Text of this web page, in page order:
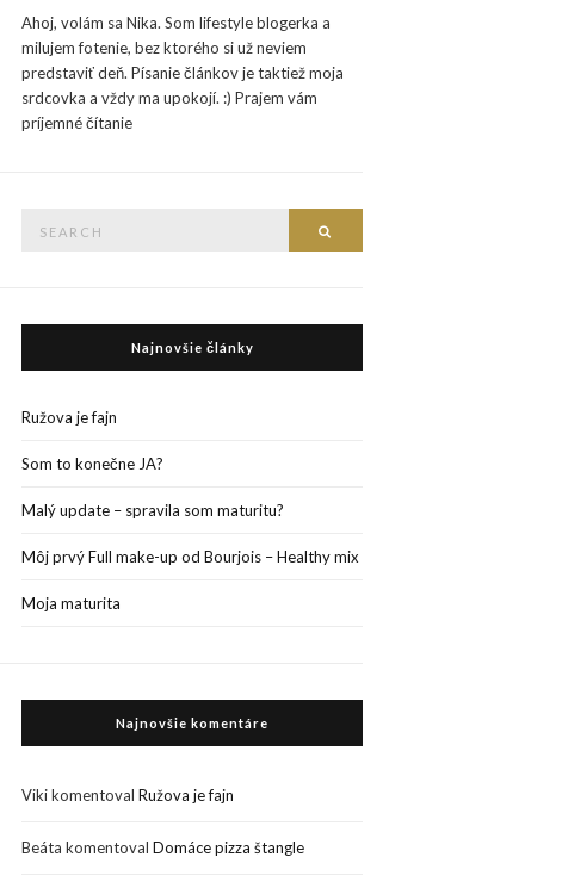
Ahoj, volám sa Nika. Som lifestyle blogerka a
milujem fotenie, bez ktorého si už neviem
predstaviť deň. Písanie článkov je taktiež moja
srdcovka a vždy ma upokojí. :) Prajem vám
príjemné čítanie
Najnovšie články
Ružova je fajn
Som to konečne JA?
Malý update – spravila som maturitu?
Môj prvý Full make-up od Bourjois – Healthy mix
Moja maturita
Najnovšie komentáre
VikikomentovalRužova je fajn
Beáta komentovalDomáce pizza štangle